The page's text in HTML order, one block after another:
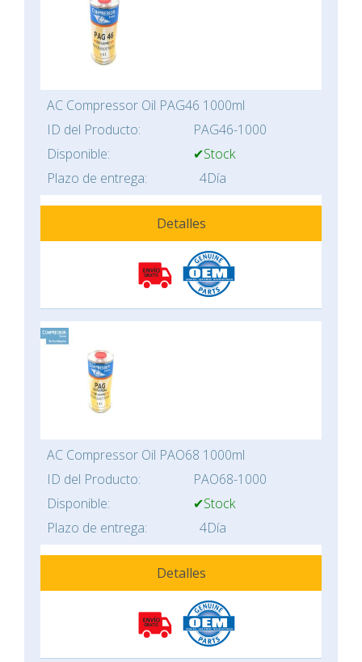
AC Compressor Oil PAG46 1000ml
ID del Producto:
PAG46-1000
Disponible:
✔Stock
Plazo de entrega:
4Día
Detalles
AC Compressor Oil PAO68 1000ml
ID del Producto:
PAO68-1000
Disponible:
✔Stock
Plazo de entrega:
4Día
Detalles